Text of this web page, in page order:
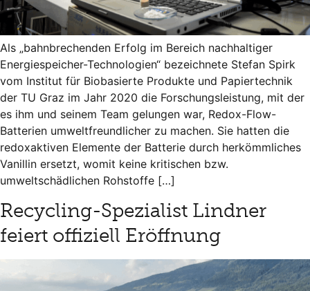
Als „bahnbrechenden Erfolg im Bereich nachhaltiger
Energiespeicher-Technologien“ bezeichnete Stefan Spirk
vom Institut für Biobasierte Produkte und Papiertechnik
der TU Graz im Jahr 2020 die Forschungsleistung, mit der
es ihm und seinem Team gelungen war, Redox-Flow-
Batterien umweltfreundlicher zu machen. Sie hatten die
redoxaktiven Elemente der Batterie durch herkömmliches
Vanillin ersetzt, womit keine kritischen bzw.
umweltschädlichen Rohstoffe […]
Recycling-Spezialist Lindner
feiert offiziell Eröffnung